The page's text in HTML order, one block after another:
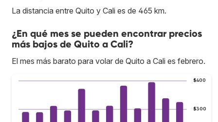
La distancia entre Quito y Cali es de 465 km.
¿En qué mes se pueden encontrar precios
más bajos de Quito a Cali?
El mes más barato para volar de Quito a Cali es febrero.
$300
$400